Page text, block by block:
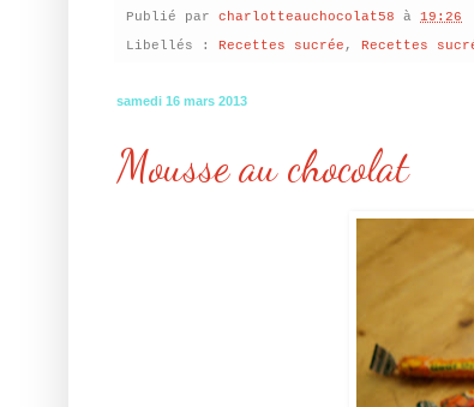
Publié par charlotteauchocolat58 à 19:26
Libellés : Recettes sucrée , Recettes
samedi 16 mars 2013
Mousse au chocolat